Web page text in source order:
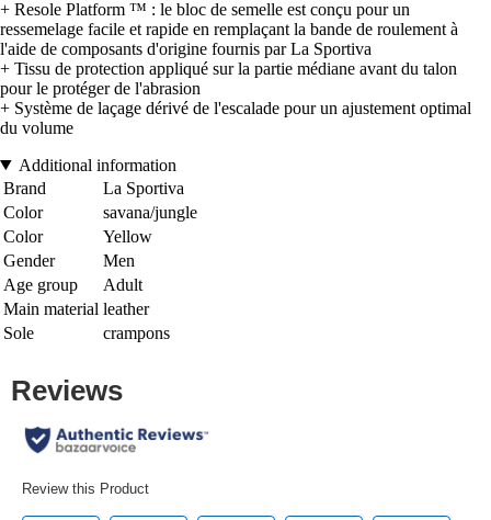
+ Resole Platform ™ : le bloc de semelle est conçu pour un
ressemelage facile et rapide en remplaçant la bande de roulement à
l'aide de composants d'origine fournis par La Sportiva
+ Tissu de protection appliqué sur la partie médiane avant du talon
pour le protéger de l'abrasion
+ Système de laçage dérivé de l'escalade pour un ajustement optimal
du volume
Additional information
Brand
La Sportiva
Color
savana/jungle
Color
Yellow
Gender
Men
Age group
Adult
Main material leather
Sole
crampons